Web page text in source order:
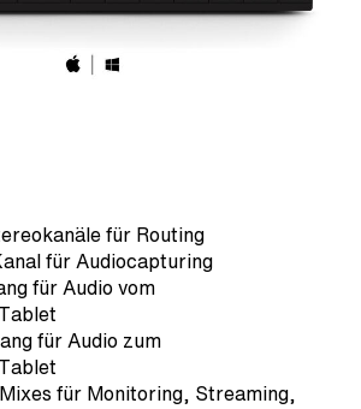
für Routing
für Audiocapturing
für Audio vom
für Audio zum
für Monitoring, Streaming,